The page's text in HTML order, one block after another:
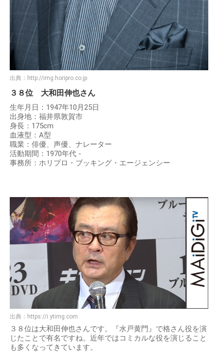
出典： http://img.horipro.co.jp
３８位 大和田伸也さん
生年月日：1947年10月25日
出身地：福井県敦賀市
身長：175cm
血液型：A型
職業：俳優、声優、ナレーター
活動期間：1970年代 -
事務所：ホリプロ・ブッキング・エージェンシー
出典： https://i.ytimg.com
３８位は大和田伸也さんです。『水戸黄門』で格さん役を演
じたことで有名ですね。近年ではコミカルな役を演じること
も多くなってきています。